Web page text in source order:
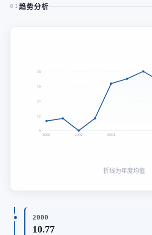
01 趋势分析
18
16
14
12
9
2000 2002 2004
折线为年度均值
2000
10.77